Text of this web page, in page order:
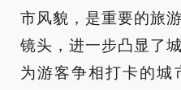
市风貌，是重要的旅
镜头，进一步凸显了
为游客争相打卡的城